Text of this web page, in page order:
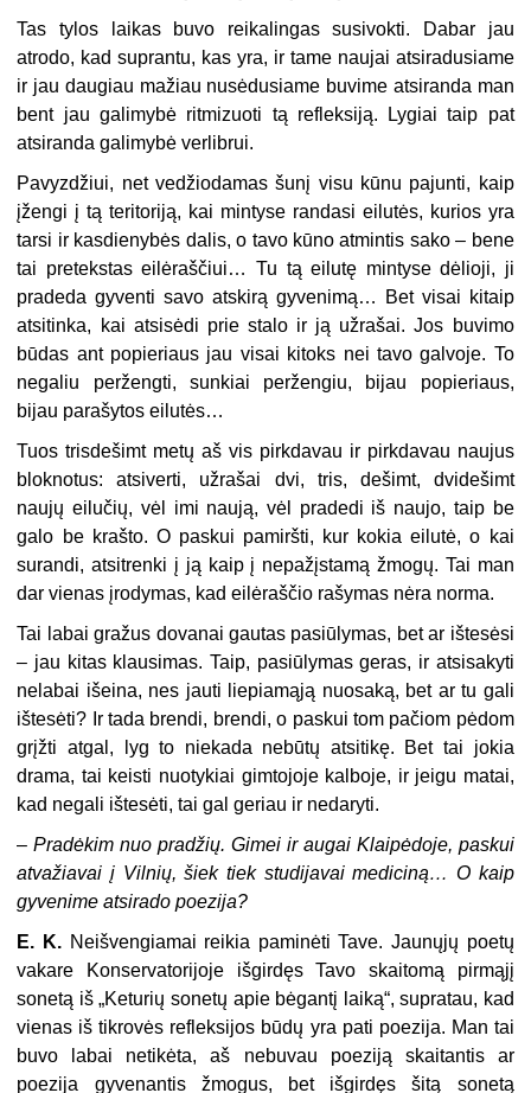
Tas tylos laikas buvo reikalingas susivokti. Dabar jau
atrodo, kad suprantu, kas yra, ir tame naujai atsiradusiame
ir jau daugiau mažiau nusėdusiame buvime atsiranda man
bent jau galimybė ritmizuoti tą refleksiją. Lygiai taip pat
atsiranda galimybė verlibrui.
Pavyzdžiui, net vedžiodamas šunį visu kūnu pajunti, kaip
įžengi į tą teritoriją, kai mintyse randasi eilutės, kurios yra
tarsi ir kasdienybės dalis, o tavo kūno atmintis sako – bene
tai pretekstas eilėraščiui… Tu tą eilutę mintyse dėlioji, ji
pradeda gyventi savo atskirą gyvenimą… Bet visai kitaip
atsitinka, kai atsisėdi prie stalo ir ją užrašai. Jos buvimo
būdas ant popieriaus jau visai kitoks nei tavo galvoje. To
negaliu peržengti, sunkiai peržengiu, bijau popieriaus,
bijau parašytos eilutės…
Tuos trisdešimt metų aš vis pirkdavau ir pirkdavau naujus
bloknotus: atsiverti, užrašai dvi, tris, dešimt, dvidešimt
naujų eilučių, vėl imi naują, vėl pradedi iš naujo, taip be
galo be krašto. O paskui pamiršti, kur kokia eilutė, o kai
surandi, atsitrenki į ją kaip į nepažįstamą žmogų. Tai man
dar vienas įrodymas, kad eilėraščio rašymas nėra norma.
Tai labai gražus dovanai gautas pasiūlymas, bet ar ištesėsi
– jau kitas klausimas. Taip, pasiūlymas geras, ir atsisakyti
nelabai išeina, nes jauti liepiamąją nuosaką, bet ar tu gali
ištesėti? Ir tada brendi, brendi, o paskui tom pačiom pėdom
grįžti atgal, lyg to niekada nebūtų atsitikę. Bet tai jokia
drama, tai keisti nuotykiai gimtojoje kalboje, ir jeigu matai,
kad negali ištesėti, tai gal geriau ir nedaryti.
–Pradėkim nuo pradžių. Gimei ir augai Klaipėdoje, paskui
atvažiavai į Vilnių, šiek tiek studijavai mediciną… O kaip
gyvenime atsirado poezija?
E. K. Neišvengiamai reikia paminėti Tave. Jaunųjų poetų
vakare Konservatorijoje išgirdęs Tavo skaitomą pirmąjį
sonetą iš „Keturių sonetų apie bėgantį laiką“, supratau, kad
vienas iš tikrovės refleksijos būdų yra pati poezija. Man tai
buvo labai netikėta, aš nebuvau poeziją skaitantis ar
poezija gyvenantis žmogus, bet išgirdęs šitą sonetą